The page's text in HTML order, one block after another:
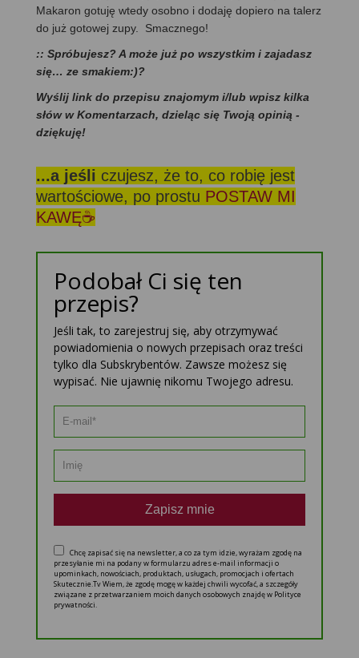
Makaron gotuję wtedy osobno i dodaję dopiero na talerz
do już gotowej zupy. Smacznego!
:: Spróbujesz? A może już po wszystkim i zajadasz
się… ze smakiem:)?
Wyślij link do przepisu znajomym i/lub wpisz kilka
słów w Komentarzach, dzieląc się Twoją opinią -
dziękuję!
...a jeśli czujesz, że to, co robię jest
wartościowe, po prostu POSTAW MI
KAWĘ☕
Podobał Ci się ten
przepis?
Jeśli tak, to zarejestruj się, aby otrzymywać
powiadomienia o nowych przepisach oraz treści
tylko dla Subskrybentów. Zawsze możesz się
wypisać. Nie ujawnię nikomu Twojego adresu.
Zapisz mnie
Chcę zapisać się na newsletter, a co za tym idzie, wyrażam zgodę na
przesyłanie mi na podany w formularzu adres e-mail informacji o
upominkach, nowościach, produktach, usługach, promocjach i ofertach
Skutecznie.Tv Wiem, że zgodę mogę w każdej chwili wycofać, a szczegóły
związane z przetwarzaniem moich danych osobowych znajdę w Polityce
prywatności.